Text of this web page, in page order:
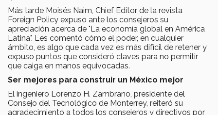
Más tarde Moisés Naim, Chief Editor de la revista
Foreign Policy expuso ante los consejeros su
apreciación acerca de "La economía global en América
Latina". Les comentó cómo el poder, en cualquier
ámbito, es algo que cada vez es más difícil de retener y
expuso puntos que consideró claves para no permitir
que caiga en manos equivocadas.
Ser mejores para construir un México mejor
El ingeniero Lorenzo H. Zambrano, presidente del
Consejo del Tecnológico de Monterrey, reiteró su
agradecimiento a todos los consejeros y directivos por